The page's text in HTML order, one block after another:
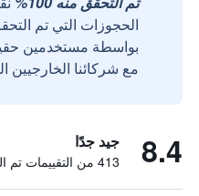
الحجوزات التي تم
مع شركائنا الخارجيين
8.4 جيد جدًا
413 من التقييمات تم التحقق منها